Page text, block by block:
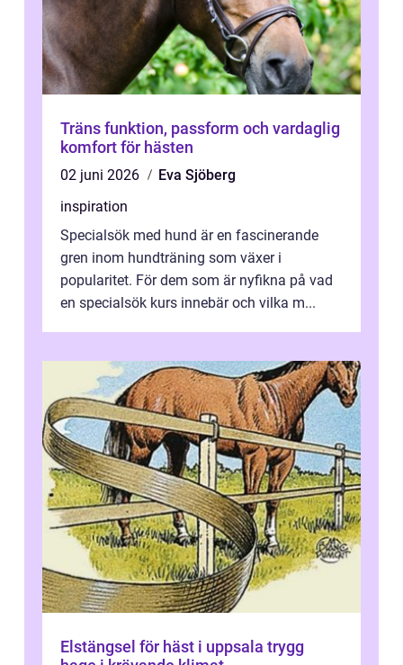
Träns funktion, passform och vardaglig
komfort för hästen
02 juni 2026
Eva Sjöberg
inspiration
Specialsök med hund är en fascinerande
gren inom hundträning som växer i
popularitet. För dem som är nyfikna på vad
en specialsök kurs innebär och vilka m...
Elstängsel för häst i uppsala trygg